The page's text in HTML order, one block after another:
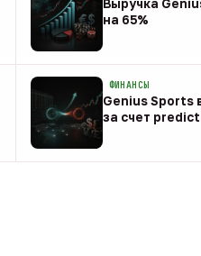
Выручка
на 65%
08 авг
ФИНАНСЫ
Genius Sports
за счет
08 авг